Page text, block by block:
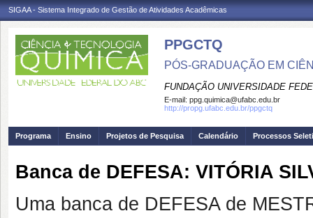
SIGAA - Sistema Integrado de Gestão de Atividades Acadêmicas
PPGCTQ
PÓS-GRADUAÇÃO EM
FUNDAÇÃO UNIVERSIDADE
E-mail: ppg.quimica@ufabc.edu.br
http://propg.ufabc.edu.br/ppgctq
Programa Ensino Projetos de Pesquisa Calendário Processos
Banca de DEFESA: VITÓRIA
Uma banca de DEFESA de